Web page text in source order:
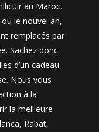
au Maroc.
le nouvel an,
remplacés par
Sachez donc
d’un cadeau
Nous vous
à la
la meilleure
Rabat,